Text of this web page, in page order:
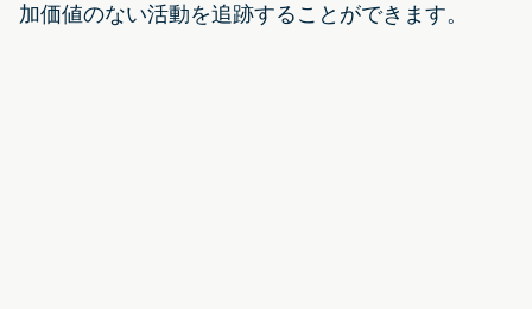
加価値のない活動を追跡することができます。